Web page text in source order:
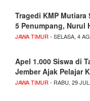
Tragedi KMP Mutiara
5 Penumpang, Nurul
JAWA TIMUR - SELASA, 4
Apel 1.000 Siswa di
Jember Ajak Pelajar
JAWA TIMUR - RABU, 29